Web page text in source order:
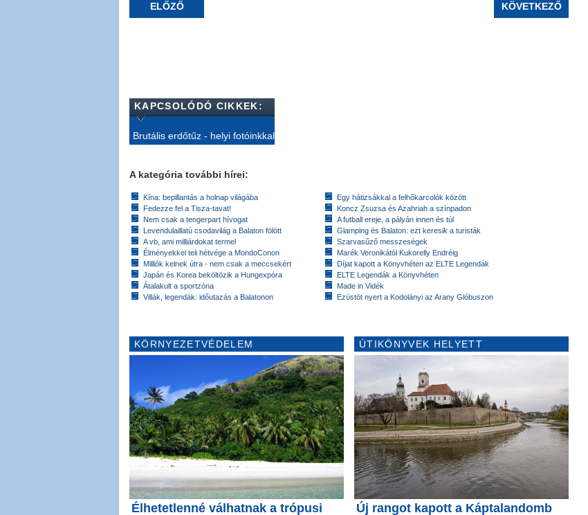
ELŐZŐ KÖVETKEZŐ
KAPCSOLÓDÓ CIKKEK:
Brutális erdőtűz - helyi fotóinkkal
A kategória további hírei:
Kína: bepillantás a holnap világába
Fedezze fel a Tisza-tavat!
Nem csak a tengerpart hívogat
Levendulaillatú csodavilág a Balaton fölött
A vb, ami milliárdokat termel
Élményekkel teli hétvége a MondoConon
Milliók kelnek útra - nem csak a meccsekért
Japán és Korea beköltözik a Hungexpóra
Átalakult a sportzóna
Villák, legendák: időutazás a Balatonon
Egy hátizsákkal a felhőkarcolók között
Koncz Zsuzsa és Azahriah a színpadon
A futball ereje, a pályán innen és túl
Glamping és Balaton: ezt keresik a turisták
Szarvasűző messzeségek
Marék Veronikától Kukorelly Endréig
Díjat kapott a Könyvhéten az ELTE Legendák
ELTE Legendák a Könyvhéten
Made in Vidék
Ezüstöt nyert a Kodolányi az Arany Glóbuszon
KÖRNYEZETVÉDELEM
Élhetetlenné válhatnak a trópusi
ÚTIKÖNYVEK HELYETT
Új rangot kapott a Káptalandomb